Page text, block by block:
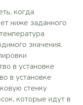
когда
ниже заданного
значения.
в установке
в установке
стенку
которые идут в